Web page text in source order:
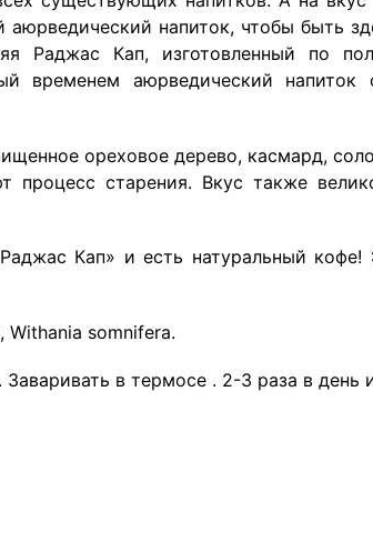
аюрведический напиток, чтобы быть
Раджас Кап, изготовленный по
временем аюрведический
ореховое дерево, касмард,
процесс старения. Вкус также
Кап» и есть натуральный кофе!
somnifera.
Заваривать в термосе . 2-3 раза в день